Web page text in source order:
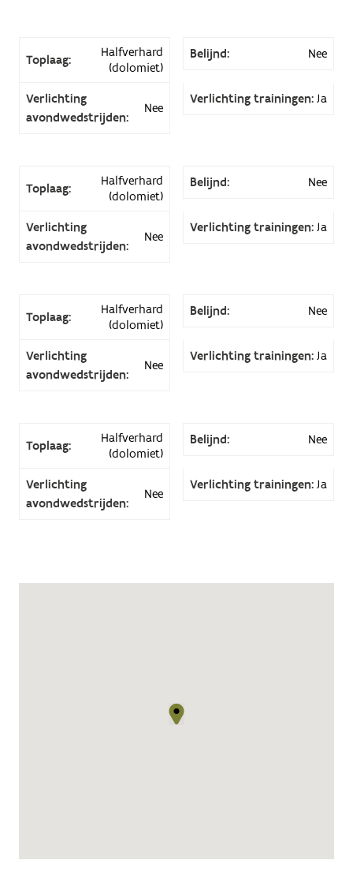
Toplaag:
Halfverhard
(dolomiet)
Belijnd: Nee
Verlichting
avondwedstrijden:
Nee
Verlichting trainingen: Ja
Toplaag:
Halfverhard
(dolomiet)
Belijnd: Nee
Verlichting
avondwedstrijden:
Nee
Verlichting trainingen: Ja
Toplaag:
Halfverhard
(dolomiet)
Belijnd: Nee
Verlichting
avondwedstrijden:
Nee
Verlichting trainingen: Ja
Toplaag:
Halfverhard
(dolomiet)
Belijnd: Nee
Verlichting
avondwedstrijden:
Nee
Verlichting trainingen: Ja